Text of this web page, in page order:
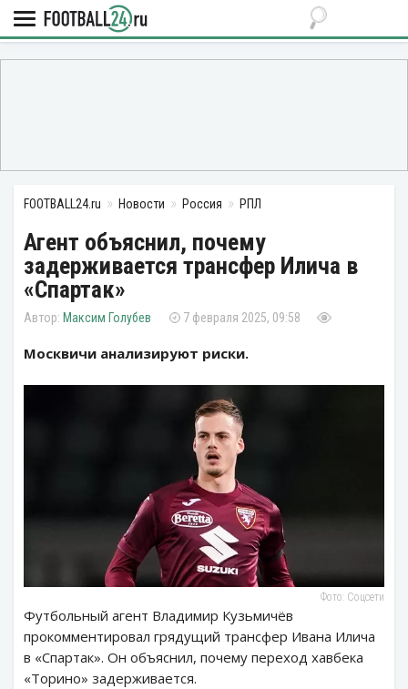
FOOTBALL24.ru Новости Россия РПЛ
Агент объяснил, почему
задерживается трансфер Илича в
«Спартак»
Максим Голубев 7 февраля 2025, 09:58
Москвичи анализируют риски.
Фото: Соцсети
Футбольный агент Владимир Кузьмичёв
прокомментировал грядущий трансфер Ивана Илича
в «Спартак». Он объяснил, почему переход хавбека
«Торино» задерживается.